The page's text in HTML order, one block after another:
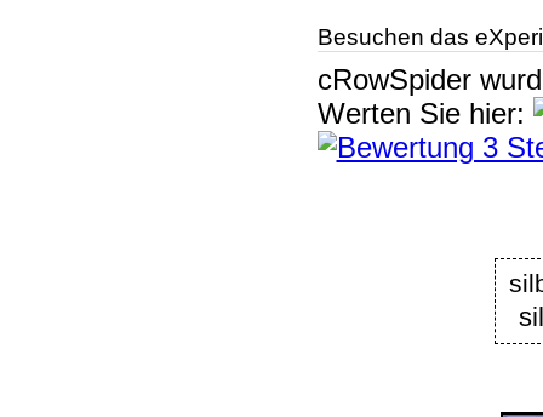
Besuchen das
cRowSpider
Werten Sie hier: